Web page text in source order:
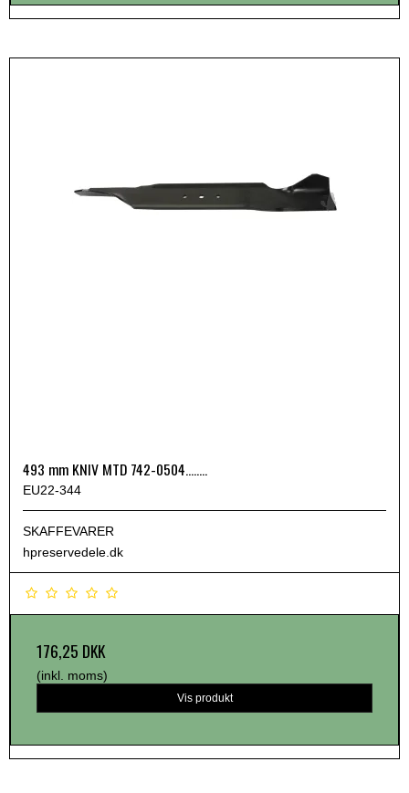
493 mm KNIV MTD 742-0504........
EU22-344
SKAFFEVARER
hpreservedele.dk
176,25 DKK
(inkl. moms)
Vis produkt